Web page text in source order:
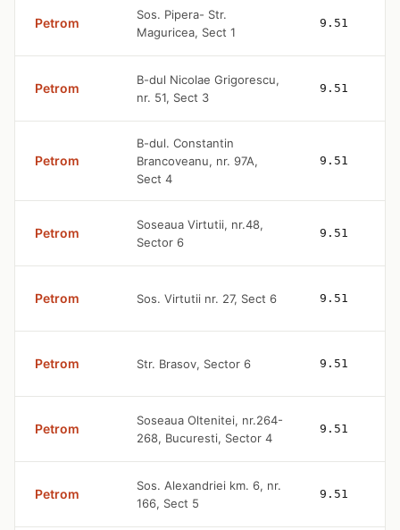
Petrom
Sos. Pipera- Str.
Maguricea, Sect 1
9.51
Petrom
B-dul Nicolae Grigorescu,
nr. 51, Sect 3
9.51
Petrom
B-dul. Constantin
Brancoveanu, nr. 97A,
Sect 4
9.51
Petrom
Soseaua Virtutii, nr.48,
Sector 6
9.51
Petrom Sos. Virtutii nr. 27, Sect 6 9.51
Petrom Str. Brasov, Sector 6 9.51
Petrom
Soseaua Oltenitei, nr.264-
268, Bucuresti, Sector 4
9.51
Petrom
Sos. Alexandriei km. 6, nr.
166, Sect 5
9.51